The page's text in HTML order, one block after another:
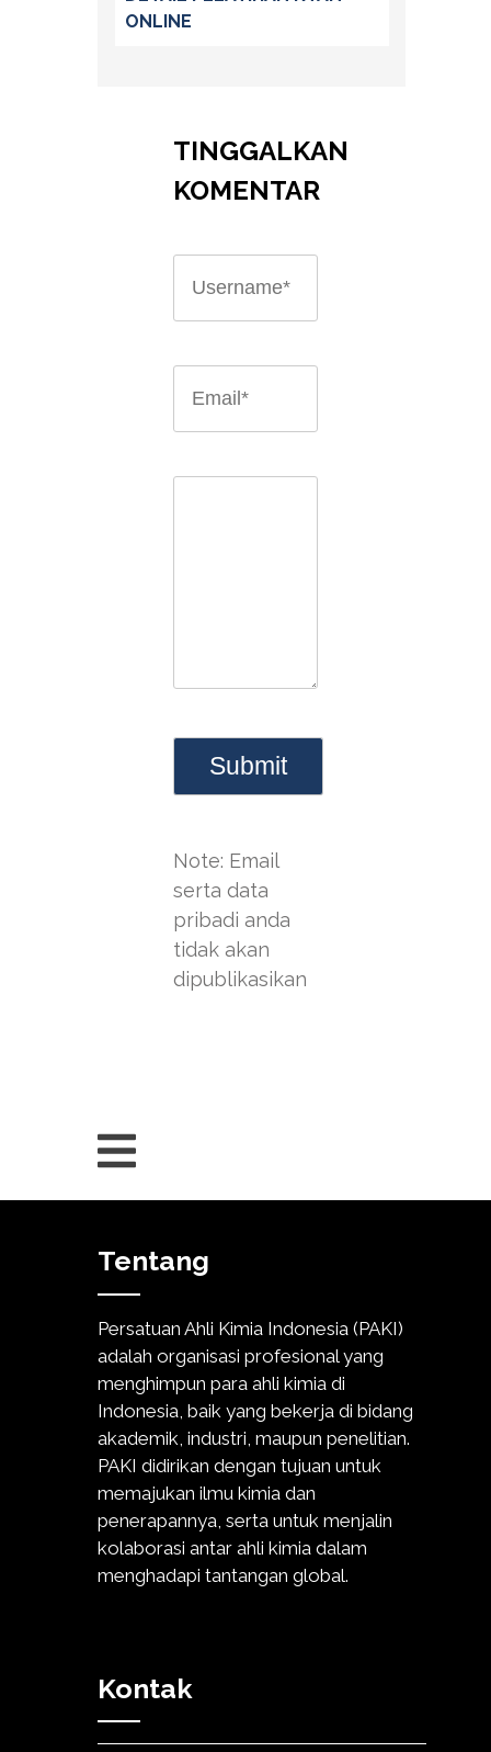
ONLINE
TINGGALKAN
KOMENTAR
Note: Email
serta data
pribadi anda
tidak akan
dipublikasikan
Tentang
Persatuan Ahli Kimia Indonesia (PAKI)
adalah organisasi profesional yang
menghimpun para ahli kimia di
Indonesia, baik yang bekerja di bidang
akademik, industri, maupun penelitian.
PAKI didirikan dengan tujuan untuk
memajukan ilmu kimia dan
penerapannya, serta untuk menjalin
kolaborasi antar ahli kimia dalam
menghadapi tantangan global.
Kontak